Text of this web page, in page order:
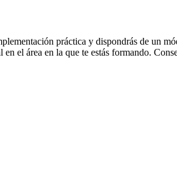
práctica y dispondrás de un
el área en la que te estás formando.